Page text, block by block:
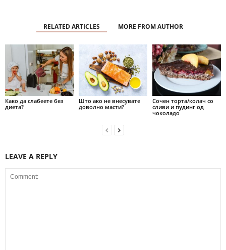
RELATED ARTICLES MORE FROM AUTHOR
Како да слабеете без
диета?
Што ако не внесувате
доволно масти?
Сочен торта/колач со
сливи и пудинг од
чоколадо
LEAVE A REPLY